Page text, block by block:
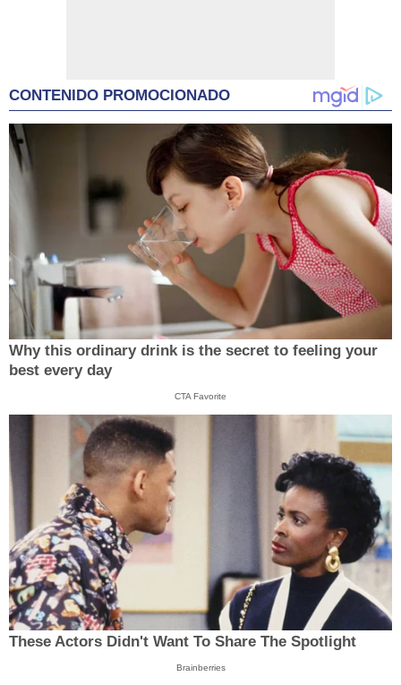
CONTENIDO PROMOCIONADO
Why this ordinary drink is the secret to feeling your
best every day
CTA Favorite
These Actors Didn't Want To Share The Spotlight
Brainberries